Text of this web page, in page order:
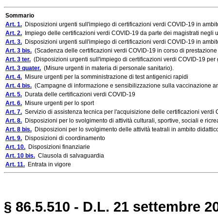
Sommario
Art. 1. Disposizioni urgenti sull'impiego di certificazioni verdi COVID-19 in
Art. 2. Impiego delle certificazioni verdi COVID-19 da parte dei magistrati negli
Art. 3. Disposizioni urgenti sull'impiego di certificazioni verdi COVID-19 in
Art. 3 bis. (Scadenza delle certificazioni verdi COVID-19 in corso di
Art. 3 ter. (Disposizioni urgenti sull'impiego di certificazioni verdi COVID-19
Art. 3 quater. (Misure urgenti in materia di personale sanitario).
Art. 4. Misure urgenti per la somministrazione di test antigenici rapidi
Art. 4 bis. (Campagne di informazione e sensibilizzazione sulla vaccinazione
Art. 5. Durata delle certificazioni verdi COVID-19
Art. 6. Misure urgenti per lo sport
Art. 7. Servizio di assistenza tecnica per l'acquisizione delle certificazioni verdi
Art. 8. Disposizioni per lo svolgimento di attività culturali, sportive, sociali e
Art. 8 bis. Disposizioni per lo svolgimento delle attività teatrali in ambito
Art. 9. Disposizioni di coordinamento
Art. 10. Disposizioni finanziarie
Art. 10 bis. Clausola di salvaguardia
Art. 11. Entrata in vigore
§ 86.5.510 - D.L. 21 settembre